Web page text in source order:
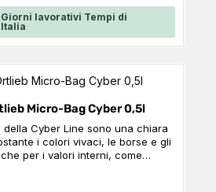
7,5 - 6,5 - 7,5 cm
lavorativi Tempi di
Micro-Bag Cyber 0,5l
per i valori interni, come
borsa da sella ultraleggera per